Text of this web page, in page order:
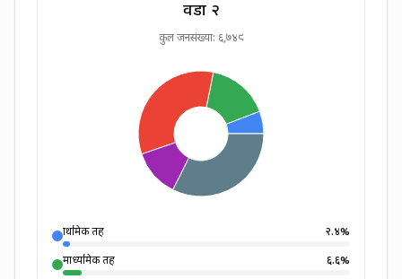
वडा २
कुल जनसंख्या: ६,७४९
प्राथमिक तह २.४%
माध्यमिक तह
६.६%